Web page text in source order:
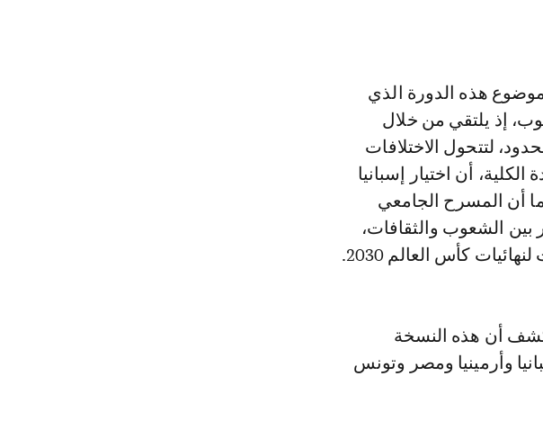
هذه الدورة الذي
إذ يلتقي من خلال
لتتحول الاختلافات
أن اختيار إسبانيا
أن المسرح الجامعي
بين الشعوب والثقافات،
كأس العالم 2030.
كشف أن هذه النسخة
وإسبانيا وأرمينيا ومصر وتونس